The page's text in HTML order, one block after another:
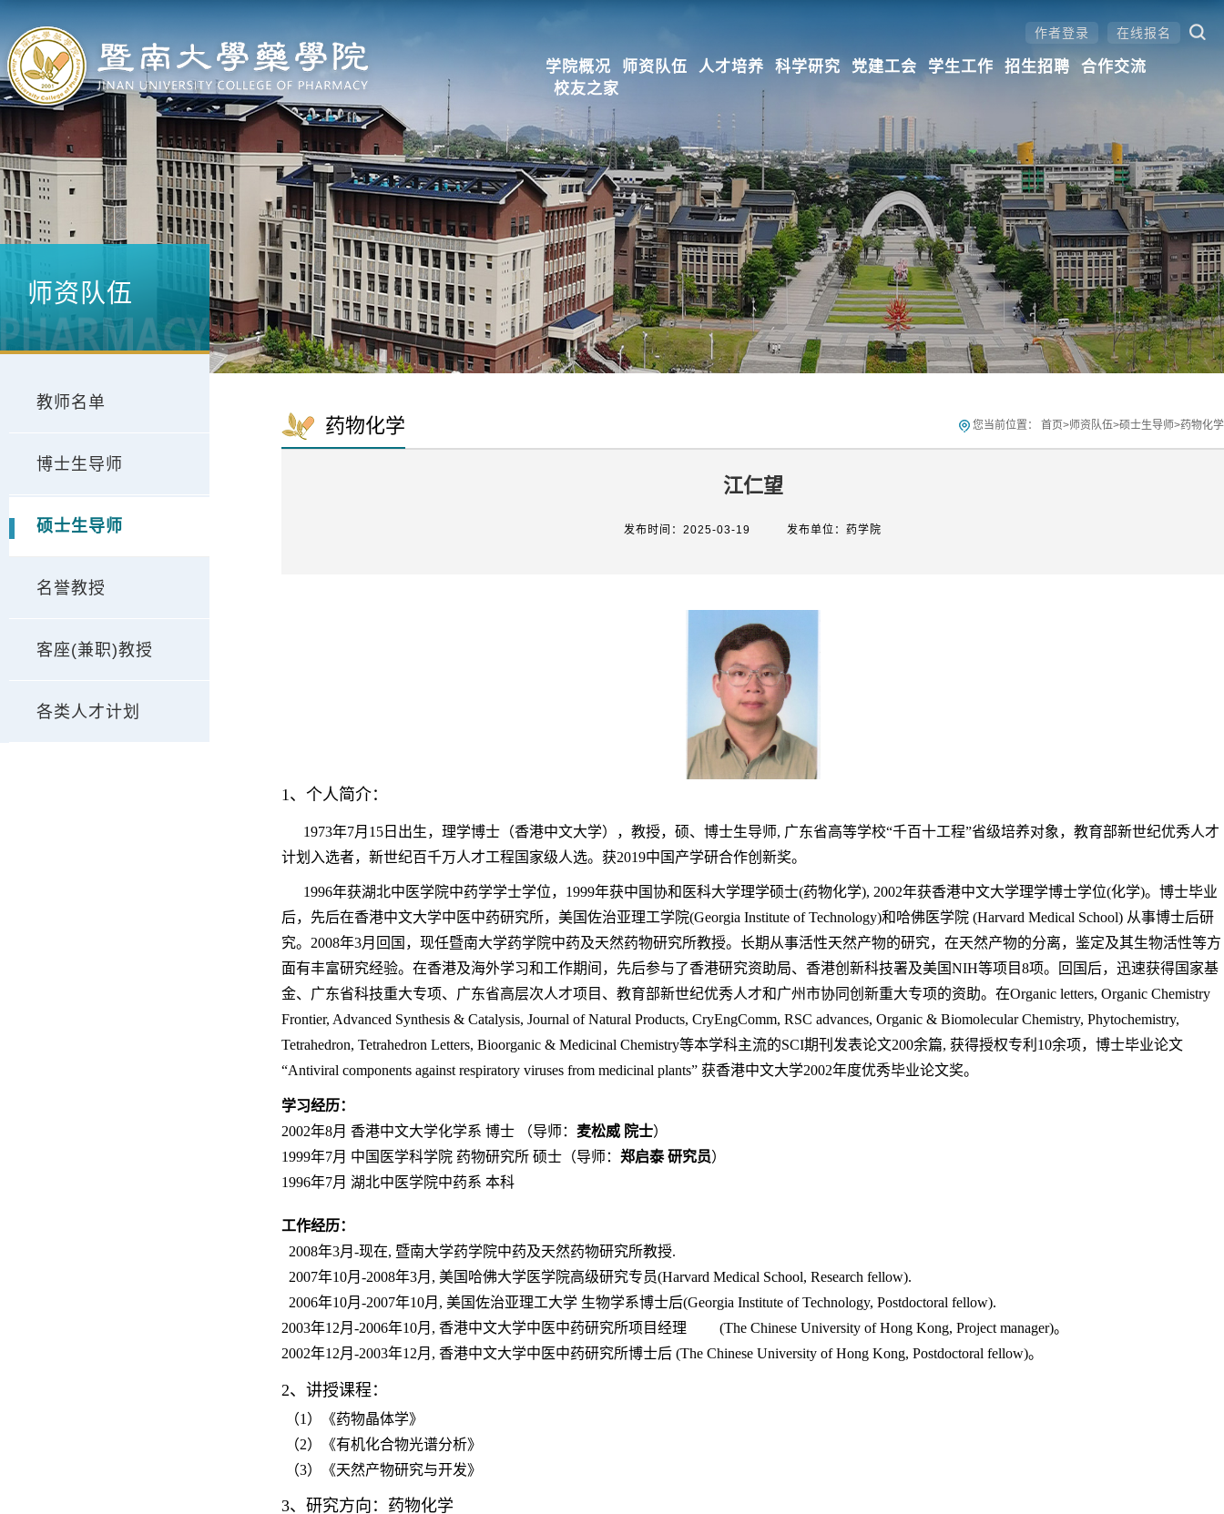
作者登录 在线报名
学院概况 师资队伍 人才培养 科学研究 党建工会 学生工作 招生招聘
合作交流
校友之家
师资队伍
教师名单
博士生导师
硕士生导师
名誉教授
客座(兼职)教授
各类人才计划
药物化学 您当前位置： 首页>师资队伍>硕士生导师>药物化学
江仁望
发布时间：2025-03-19 发布单位：药学院
1、个人简介：
1973年7月 15 日出生，理学博士（香港中文大学） ，教授，硕、博士生导师, 广东省高等学校“千百十工程”省级培养对象，教育部新世纪优秀人才
计划入选者，新世纪百千万人才工程国家级人选。获2019中国产学研合作创新奖。
1996年获湖北中医学院中药学学士学位， 1999年获中国协和医科大学理学硕士(药物化学), 2002年获香港中文大学理学博士学位(化学)。博士毕业
后，先后在香港中文大学中医中药研究所，美国佐治亚理工学院(Georgia Institute of Technology)和哈佛医学院(Harvard Medical School) 从事博士后研
究。2008年3月回国，现任暨南大学药学院中药及天然药物研究所教授。长期从事活性天然产物的研究，在天然产物的分离，鉴定及其生物活性等方
面有丰富研究经验。在香港及海外学习和工作期间，先后参与了香港研究资助局、香港创新科技署及美国NIH等项目8项。回国后，迅速获得国家基
金、广东省科技重大专项、广东省高层次人才项目、教育部新世纪优秀人才和广州市协同创新重大专项的资助。在Organic letters, Organic Chemistry
Frontier, Advanced Synthesis & Catalysis, Journal of Natural Products, CryEngComm, RSC advances, Organic & Biomolecular Chemistry, Phytochemistry,
Tetrahedron, Tetrahedron Letters, Bioorganic & Medicinal Chemistry等本学科主流的SCI期刊发表论文200余篇,获得授权专利 10余项，博士毕业论文
“Antiviral components against respiratory viruses from medicinal plants”获香港中文大学2002年度优秀毕业论文奖。
学习经历：
2002年8月 香港中文大学化学系 博士 （导师：麦松威 院士）
1999年7月 中国医学科学院 药物研究所 硕士（导师：郑启泰 研究员）
1996年7月 湖北中医学院中药系 本科
工作经历：
2008年3月-现在, 暨南大学药学院中药及天然药物研究所教授.
2007年10月-2008年3月 ,美国哈佛大学医学院高级研究专员(Harvard Medical School, Research fellow).
2006年10月-2007年10月 ,美国佐治亚理工大学 生物学系博士后(Georgia Institute of Technology, Postdoctoral fellow).
2003年12月-2006年10月 , 香港中文大学中医中药研究所项目经理(The Chinese University of Hong Kong, Project manager)。
2002年12月-2003年12月 , 香港中文大学中医中药研究所博士后(The Chinese University of Hong Kong, Postdoctoral fellow)。
2、讲授课程：
（1 ）《药物晶体学》
（2）《有机化合物光谱分析》
（3）《天然产物研究与开发》
3、研究方向：药物化学